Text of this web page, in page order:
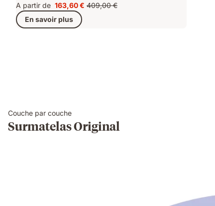
A partir de Prix
163,60 €
163,60 € Prix
409,00 €
En savoir plus
Couche par couche
Surmatelas Original